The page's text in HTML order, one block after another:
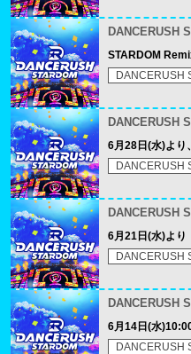
DANCERUSH
STARDOM
DANCERUSH
DANCERUSH
6月28日(水)より
DANCERUSH
DANCERUSH
6月21日(水)より
DANCERUSH
DANCERUSH
6月14日(水
DANCERUSH